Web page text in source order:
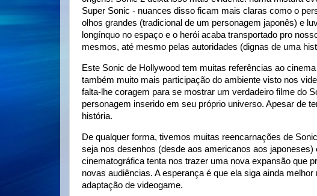
Super Sonic - nuances disso ficam mais claras como o
olhos grandes (tradicional de um personagem japonês) e
longínquo no espaço e o herói acaba transportado pro
mesmos, até mesmo pelas autoridades (dignas de uma
Este Sonic de Hollywood tem muitas referências ao
também muito mais participação do ambiente visto nos
falta-lhe coragem para se mostrar um verdadeiro filme do
personagem inserido em seu próprio universo. Apesar de
história.
De qualquer forma, tivemos muitas reencarnações de
seja nos desenhos (desde aos americanos aos
cinematográfica tenta nos trazer uma nova expansão que
novas audiências. A esperança é que ela siga ainda
adaptação de videogame.